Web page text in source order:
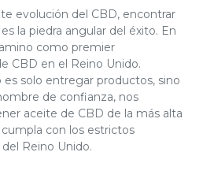
evolución del CBD, encontrar
la piedra angular del éxito. En
como premier
CBD en el Reino Unido.
solo entregar productos, sino
de confianza, nos
aceite de CBD de la más alta
con los estrictos
Reino Unido.